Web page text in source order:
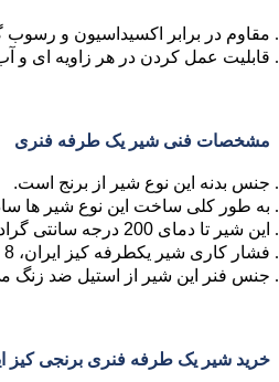
مقاوم در برابر اکسیداسیون و رسوب
قابلیت عمل کردن در هر زاویه ای و
مشخصات فنی شیر یک طرفه فنری
جنس بدنه این نوع شیر از برنج است.
به طور کلی ساخت این نوع شیر ها
این شیر تا دمای 200 درجه سانتی گراد را تحمل می کند.
فشار کاری شیر یکطرفه کیز ایران، 8 و 16 بار است.
جنس فنر این شیر از استیل ضد
خرید شیر یک طرفه فنری برنجی کیز